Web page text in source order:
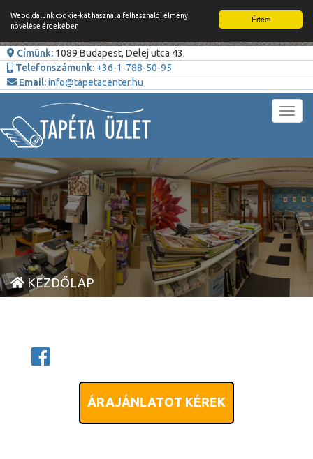
Értem
Weboldalunk cookie-kat használ a felhasználói élmény
növelése érdekében
Címünk: 1089 Budapest, Delej utca 43.
Telefonszámunk: +36-1-788-50-95
Email:info@tapetacenter.hu
KEZDŐLAP
ÁRAJÁNLATOT KÉREK